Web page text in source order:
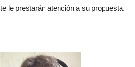
le prestarán atención a su propuesta.